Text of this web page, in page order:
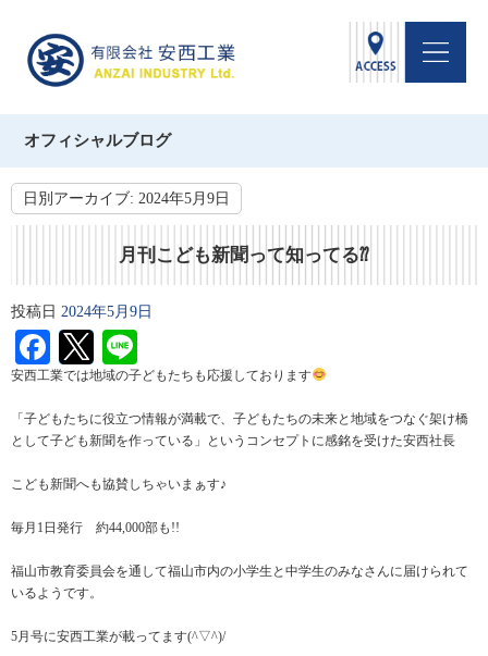
オフィシャルブログ
日別アーカイブ: 2024年5月9日
月刊こども新聞って知ってる⁇
投稿日 2024年5月9日
Facebook
Twitter
安西工業では地域の子どもたちも応援しております
「子どもたちに役立つ情報が満載で、子どもたちの未来と地域をつなぐ架け橋
として子ども新聞を作っている」というコンセプトに感銘を受けた安西社長
こども新聞へも協賛しちゃいまぁす♪
毎月1日発行 約44,000部も!!
福山市教育委員会を通して福山市内の小学生と中学生のみなさんに届けられて
いるようです。
5月号に安西工業が載ってます(^▽^)/